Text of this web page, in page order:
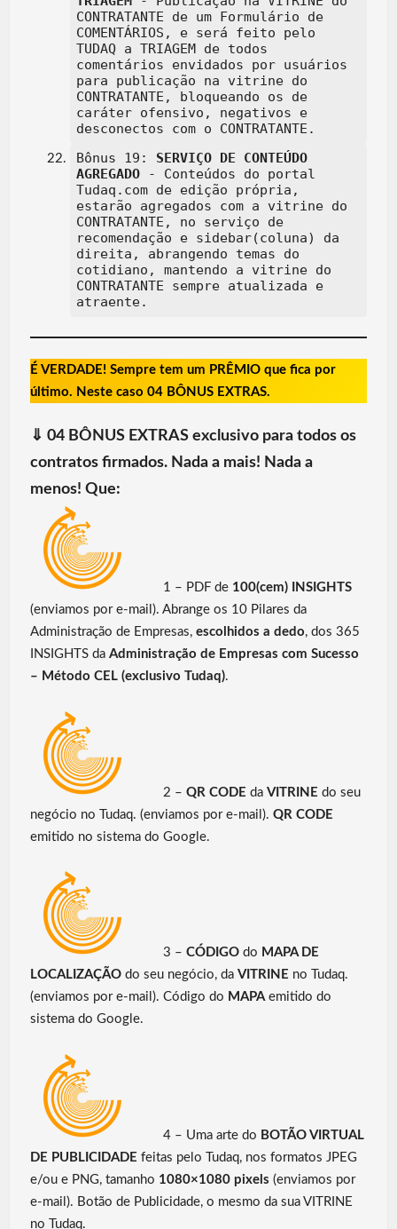
CONTRATANTE de um Formulário de
COMENTÁRIOS, e será feito pelo
TUDAQ a TRIAGEM de todos
comentários envidados por usuários
para publicação na vitrine do
CONTRATANTE, bloqueando os de
caráter ofensivo, negativos e
desconectos com o CONTRATANTE.
Bônus 19: SERVIÇO DE CONTEÚDO
AGREGADO - Conteúdos do portal
Tudaq.com de edição própria,
estarão agregados com a vitrine do
CONTRATANTE, no serviço de
recomendação e sidebar(coluna) da
direita, abrangendo temas do
cotidiano, mantendo a vitrine do
CONTRATANTE sempre atualizada e
atraente.
É VERDADE! Sempre tem um PRÊMIO que fica por
último. Neste caso 04 BÔNUS EXTRAS.
⇓ 04 BÔNUS EXTRAS exclusivo para todos os
contratos firmados. Nada a mais! Nada a
menos! Que:
1 – PDF de 100(cem) INSIGHTS
(enviamos por e-mail). Abrange os 10 Pilares da
Administração de Empresas, escolhidos a dedo, dos 365
INSIGHTS da Administração de Empresas com Sucesso
– Método CEL (exclusivo Tudaq).
2 – QR CODE da VITRINE do seu
negócio no Tudaq. (enviamos por e-mail). QR CODE
emitido no sistema do Google.
3 – CÓDIGOdo MAPA DE
LOCALIZAÇÃOdo seu negócio, da VITRINE no Tudaq.
(enviamos por e-mail). Código do MAPAemitido do
sistema do Google.
4 – Uma arte do BOTÃO VIRTUAL
DE PUBLICIDADE feitas pelo Tudaq, nos formatos JPEG
e/ou e PNG, tamanho 1080×1080 pixels (enviamos por
e-mail). Botão de Publicidade, o mesmo da sua VITRINE
no Tudaq.